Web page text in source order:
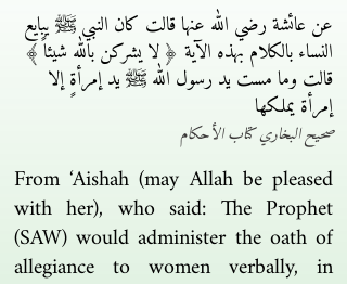
عن عائشة رضي الله عنها قالت كان النبي ﷺ يبايع
النساء بالكلام بهذه الآية ﴿ لا يشركن بالله شيئاً ﴾
قالت وما مست يد رسول الله ﷺ يد إمرأةٍ إلا
إمرأة يملكها
صحيح البخاري كتاب الأحكام
From ‘Aishah (may Allah be pleased
with her), who said: The Prophet
(SAW) would administer the oath of
allegiance to women verbally, in